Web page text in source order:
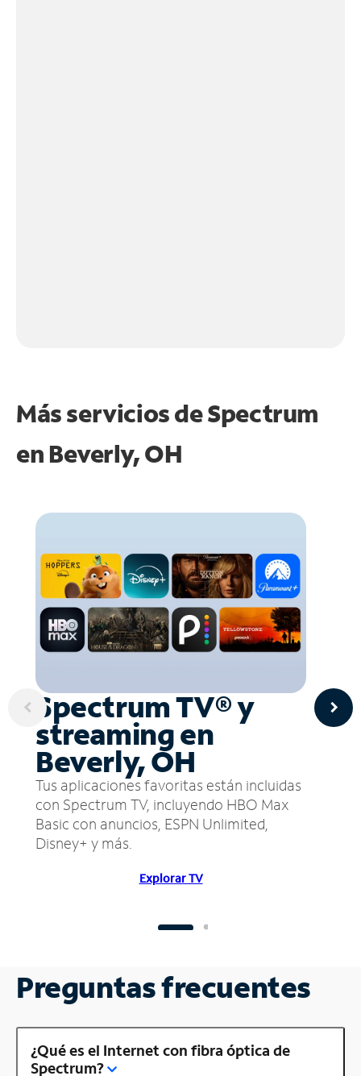
Más servicios de Spectrum
en Beverly, OH
Spectrum TV® y
streaming en
Beverly, OH
Tus aplicaciones favoritas están incluidas
con Spectrum TV, incluyendo HBO Max
Basic con anuncios, ESPN Unlimited,
Disney+ y más.
Explorar TV
Preguntas frecuentes
¿Qué es el Internet con fibra óptica de
Spectrum?